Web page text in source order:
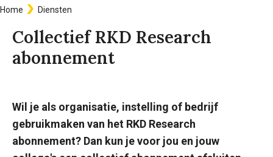
Kruimelpad
Home Diensten
Collectief RKD Research
abonnement
Wil je als organisatie, instelling of bedrijf
gebruikmaken van het RKD Research
abonnement? Dan kun je voor jou en jouw